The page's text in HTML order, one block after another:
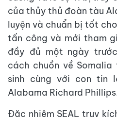
của thủy thủ đoàn tàu
luyện và chuẩn bị tốt
tấn công và mới tham
đầy đủ một ngày
cách chuồn về
sinh cùng với con tin
Alabama Richard
Đặc nhiệm SEAL truy